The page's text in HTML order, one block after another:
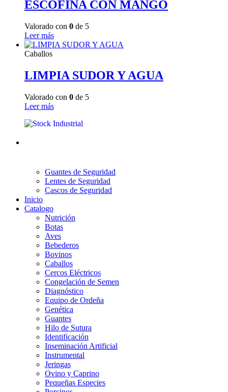
ESCOFINA CON MANGO
Valorado con 0 de 5
Leer más
Caballos
LIMPIA SUDOR Y AGUA
Valorado con 0 de 5
Leer más
Guantes de Seguridad
Lentes de Seguridad
Cascos de Seguridad
Inicio
Catalogo
Nutrición
Botas
Aves
Bebederos
Bovinos
Caballos
Cercos Eléctricos
Congelación de Semen
Diagnóstico
Equipo de Ordeña
Genética
Guantes
Hilo de Sutura
Identificación
Inseminación Artificial
Instrumental
Jeringas
Ovino y Caprino
Pequeñas Especies